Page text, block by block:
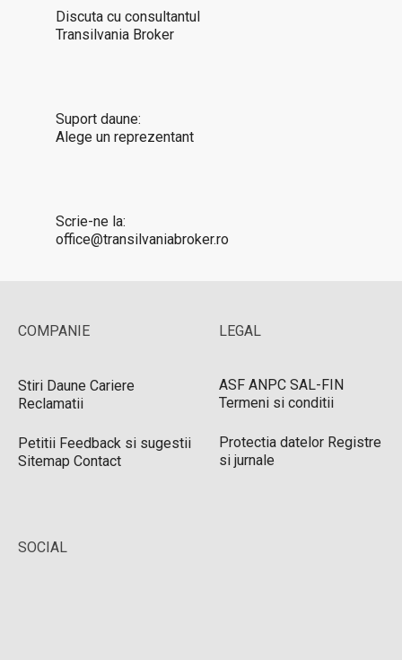
Discuta cu consultantul
Transilvania Broker
Suport daune:
Alege un reprezentant
Scrie-ne la:
office@transilvaniabroker.ro
COMPANIE
Stiri Daune Cariere
Reclamatii
Petitii Feedback si sugestii
Sitemap Contact
LEGAL
ASF ANPC SAL-FIN
Termeni si conditii
Protectia datelor Registre
si jurnale
SOCIAL